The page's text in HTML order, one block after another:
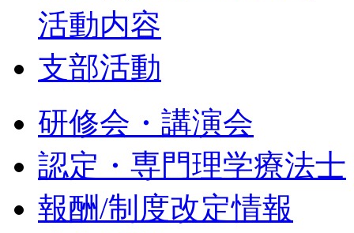
活動内容
支部活動
研修会・講演会
認定・専門理学療法士
報酬/制度改定情報